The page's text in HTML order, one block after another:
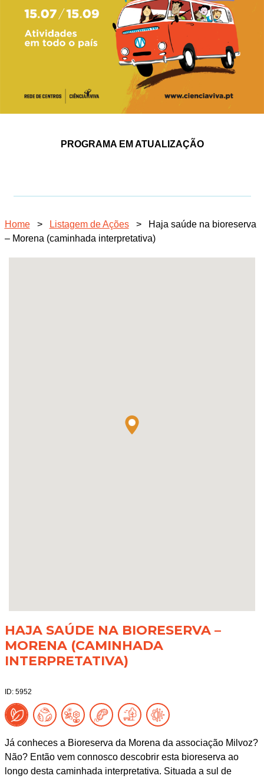
PROGRAMA EM ATUALIZAÇÃO
Home > Listagem de Ações >
Haja saúde na bioreserva
– Morena (caminhada interpretativa)
HAJA SAÚDE NA BIORESERVA –
MORENA (CAMINHADA
INTERPRETATIVA)
ID: 5952
Já conheces a Bioreserva da Morena da associação Milvoz?
Não? Então vem connosco descobrir esta bioreserva ao
longo desta caminhada interpretativa. Situada a sul de